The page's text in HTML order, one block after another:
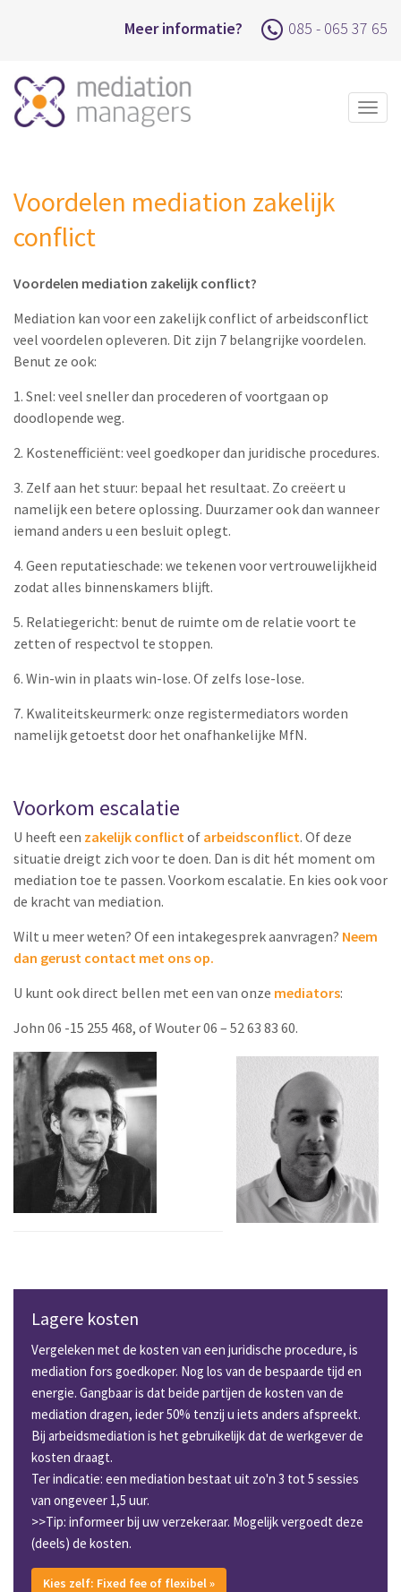
Meer informatie? 085 - 065 37 65
Voordelen mediation zakelijk
conflict
Voordelen mediation zakelijk conflict?
Mediation kan voor een zakelijk conflict of arbeidsconflict
veel voordelen opleveren. Dit zijn 7 belangrijke voordelen.
Benut ze ook:
1. Snel: veel sneller dan procederen of voortgaan op
doodlopende weg.
2. Kostenefficiënt: veel goedkoper dan juridische procedures.
3. Zelf aan het stuur: bepaal het resultaat. Zo creëert u
namelijk een betere oplossing. Duurzamer ook dan wanneer
iemand anders u een besluit oplegt.
4. Geen reputatieschade: we tekenen voor vertrouwelijkheid
zodat alles binnenskamers blijft.
5. Relatiegericht: benut de ruimte om de relatie voort te
zetten of respectvol te stoppen.
6. Win-win in plaats win-lose. Of zelfs lose-lose.
7. Kwaliteitskeurmerk: onze registermediators worden
namelijk getoetst door het onafhankelijke MfN.
Voorkom escalatie
U heeft een zakelijk conflictof arbeidsconflict. Of deze
situatie dreigt zich voor te doen. Dan is dit hét moment om
mediation toe te passen. Voorkom escalatie. En kies ook voor
de kracht van mediation.
Wilt u meer weten? Of een intakegesprek aanvragen? Neem
dan gerust contact met ons op.
U kunt ook direct bellen met een van onze mediators:
John 06 -15 255 468, of Wouter 06 – 52 63 83 60.
Lagere kosten
Vergeleken met de kosten van een juridische procedure, is
mediation fors goedkoper. Nog los van de bespaarde tijd en
energie. Gangbaar is dat beide partijen de kosten van de
mediation dragen, ieder 50% tenzij u iets anders afspreekt.
Bij arbeidsmediation is het gebruikelijk dat de werkgever de
kosten draagt.
Ter indicatie: een mediation bestaat uit zo'n 3 tot 5 sessies
van ongeveer 1,5 uur.
>>Tip: informeer bij uw verzekeraar. Mogelijk vergoedt deze
(deels) de kosten.
Kies zelf: Fixed fee of flexibel »